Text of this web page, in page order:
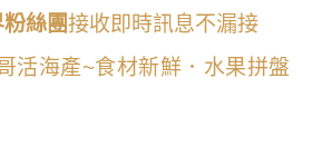
絲團接收即時訊息不漏接